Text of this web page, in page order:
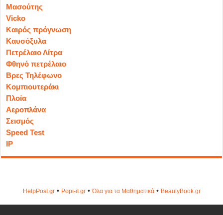
Μασούτης
Vicko
Καιρός πρόγνωση
Καυσόξυλα
Πετρέλαιο Λίτρα
Φθηνό πετρέλαιο
Βρες Τηλέφωνο
Κομπιουτεράκι
Πλοία
Αεροπλάνα
Σεισμός
Speed Test
IP
HelpPost.gr• Popi-it.gr•Όλα για τα Μαθηματικά• ΒeautyΒook.gr